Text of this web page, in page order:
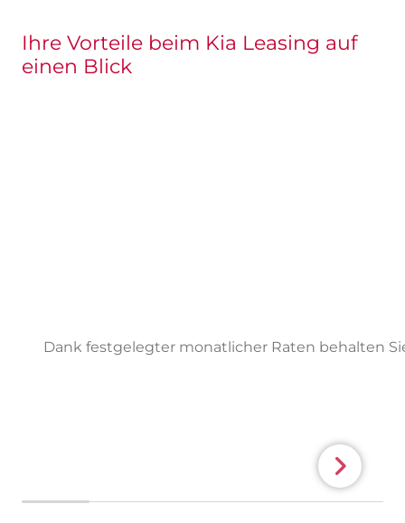
Ihre Vorteile beim Kia Leasing auf
einen Blick
Dank festgelegter monatlicher Raten behalten